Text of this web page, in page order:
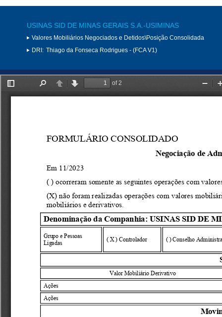
USINAS SID DE MINAS GERAIS S.A.-USIMINAS
Valores Mobiliários Negociados e Detidos\Posição Consolidada
DRI: Thiago da Fonseca Rodrigues - (FCA V1)